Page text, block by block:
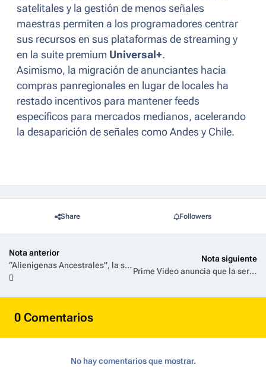
satelitales y la gestión de menos señales
maestras permiten a los programadores centrar
sus recursos en sus plataformas de streaming y
en la suite premium Universal+.
Asimismo, la migración de anunciantes hacia
compras panregionales en lugar de locales ha
restado incentivos para mantener feeds
específicos para mercados medianos, acelerando
la desaparición de señales como Andes y Chile.
Share Followers
Nota anterior
“Alienígenas Ancestrales”, la serie que convirtió la pregunta “¿estamos solos?” en un fenómeno global, vuelve a History
Nota siguiente
Prime Video anuncia que la serie La Casa de los Espíritus se estrenará a nivel mundial el 29 de abril
0 Comentarios
No hay comentarios que mostrar.